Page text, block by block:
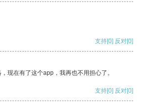
支持[0] 反对[0]
现在有了这个app，我再也不用担心了。
支持[0] 反对[0]